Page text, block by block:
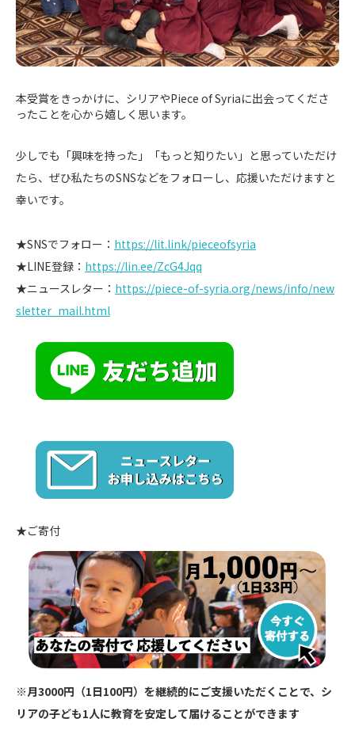
本受賞をきっかけに、シリアやPiece of Syriaに出会ってくださ
ったことを心から嬉しく思います。
少しでも「興味を持った」「もっと知りたい」と思っていただけ
たら、ぜひ私たちのSNSなどをフォローし、応援いただけますと
幸いです。
★SNSでフォロー： https://lit.link/pieceofsyria
★LINE登録： https://lin.ee/ZcG4Jqq
★ニュースレター： https://piece-of-syria.org/news/info/new
sletter_mail.html
★ご寄付
※月3000円（1日100円）を継続的にご支援いただくことで、シ
リアの子ども1人に教育を安定して届けることができます